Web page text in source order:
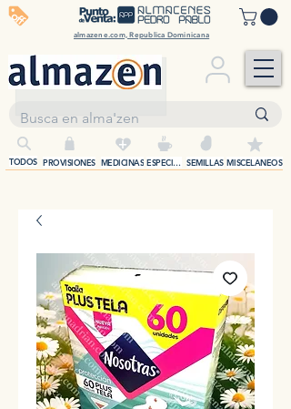
almazene.com, Republica Dominicana
off
+
PROVISIONES MEDICINAS SEMILLAS
ESPECIAS MISCELANEOS
TODOS